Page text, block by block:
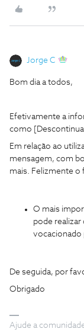
Jorge C
Bom dia a todos,
Efetivamente a
como
Em relação ao
mensagem, com
mais. Felizmente o
O mais
pode
vocacionado
De seguida, por
Obrigado
Ajude a